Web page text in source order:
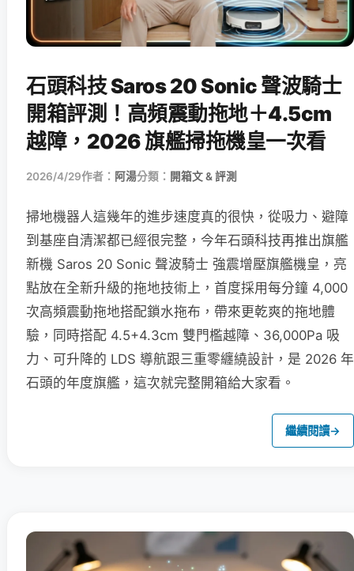
石頭科技 Saros 20 Sonic 聲波騎士
開箱評測！高頻震動拖地＋4.5cm
越障，2026 旗艦掃拖機皇一次看
2026/4/29作者： 阿湯分類： 開箱文 & 評測
掃地機器人這幾年的進步速度真的很快，從吸力、避障
到基座自清潔都已經很完整，今年石頭科技再推出旗艦
新機 Saros 20 Sonic 聲波騎士 強震增壓旗艦機皇，亮
點放在全新升級的拖地技術上，首度採用每分鐘 4,000
次高頻震動拖地搭配鎖水拖布，帶來更乾爽的拖地體
驗，同時搭配 4.5+4.3cm 雙門檻越障、36,000Pa 吸
力、可升降的 LDS 導航跟三重零纏繞設計，是 2026 年
石頭的年度旗艦，這次就完整開箱給大家看。
繼續閱讀→